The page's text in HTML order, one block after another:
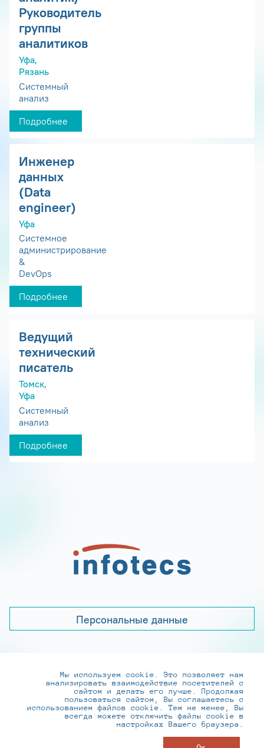
Руководитель
группы
аналитиков
Уфа,
Рязань
Системный
анализ
Подробнее
Инженер
данных
(Data
engineer)
Уфа
Системное
администрирование
&
DevOps
Подробнее
Ведущий
технический
писатель
Томск,
Уфа
Системный
анализ
Подробнее
Персональные данные
+7 (495) 737-6192, 8-800-250-0-260
practice@infotecs.ru,hr@infotecs.ru
127273, г. Москва, Отрадная ул., 2Б строение 1
Мы используем cookie. Это позволяет нам
анализировать взаимодействие посетителей с
сайтом и делать его лучше. Продолжая
пользоваться сайтом, Вы соглашаетесь с
использованием файлов cookie. Тем не менее, Вы
всегда можете отключить файлы cookie в
настройках Вашего браузера.